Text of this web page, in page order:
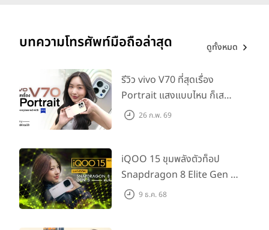
PICO 4 Ultra มาพร้อมกล้อง VST ความละเอียด 32 ล้านพิกเซล
2 ตัว พร้อมกล้องวัดระยะลึก iToF เพื่อมอบประสบการณ์ 3 มิติที่มี
ความคมชัดสูงอย่างที่คุณไม่เคยเห็นมาก่อน
ออกแบบเพื่อการทำงานแบบมัลติทัสก์
PICO 4 Ultra นำเสนอคอนเซ็ปต์เวิร์กสเปซแบบพาโนรามาที่ครบ
วงจร ผู้ใช้งานสามารถเปิดหน้าต่างหลายรายการพร้อมกัน และจัด
เรียงหน้าจอเสมือนขนาดใหญ่ภายในพื้นที่จริง การออกแบบนี้มุ่ง
มัลติทัสก์ที่สะดวกและมีประสิทธิภาพยิ่งขึ้น
นอกจากนี้ PICO 4 Ultra ยังรองรับการทำงานของวิดีโอ 3 มิติ
แบบครบวงจร ตั้งแต่การถ่ายไปจนถึงการแสดงเนื้อหา ผู้ใช้งานจะ
ได้สัมผัสประสบการณ์วิดีโอเสมือนจริงที่ลงตัว พร้อมสีสันคมชัด
บทความโทรศัพท์มือถือล่าสุด ดูทั้งหมด
รีวิว vivo V70 ที่สุดเรื่อง
Portrait แสงแบบไหน ก็เส
กช็อตให้สวยได้!
26 ก.พ. 69
iQOO 15 ขุมพลังตัวท็อป
Snapdragon 8 Elite Gen 5
เล่นลื่นทุกเกม!
9 ธ.ค. 68